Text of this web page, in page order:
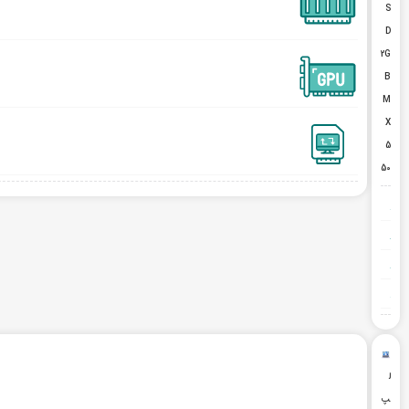
S
D
2G
B
M
X
5
50
ل
پ